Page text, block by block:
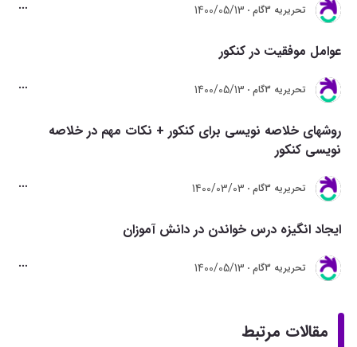
تحريريه 3گام 1400/05/13
عوامل موفقیت در کنکور
تحريريه 3گام 1400/05/13
روشهای خلاصه نویسی برای کنکور + نکات مهم در خلاصه
نویسی کنکور
تحريريه 3گام 1400/03/03
ایجاد انگیزه درس خواندن در دانش آموزان
تحريريه 3گام 1400/05/13
مقالات مرتبط